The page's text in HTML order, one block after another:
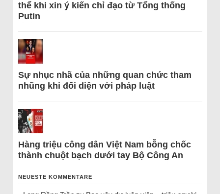
thể khi xin ý kiến chỉ đạo từ Tổng thống
Putin
Sự nhục nhã của những quan chức tham
nhũng khi đối diện với pháp luật
Hàng triệu công dân Việt Nam bỗng chốc
thành chuột bạch dưới tay Bộ Công An
NEUESTE KOMMENTARE